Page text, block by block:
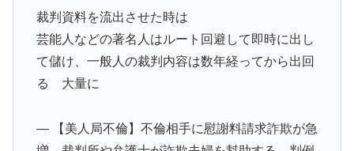
裁判資料を流出させた時は
芸能人などの著名人はルート回避して即時に出し
て儲け、一般人の裁判内容は数年経ってから出回
る 大量に
— 【美人局不倫】不倫相手に慰謝料請求詐欺が急